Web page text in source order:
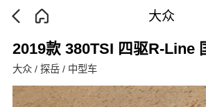
大众
2019款 380TSI 四驱R-Line
大众 / 探岳 / 中型车